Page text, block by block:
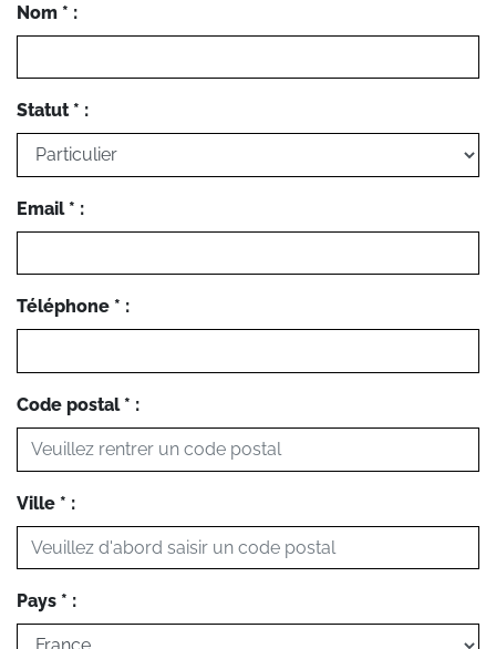
Nom * :
Statut * :
Email * :
Téléphone * :
Code postal * :
Ville * :
Pays * :